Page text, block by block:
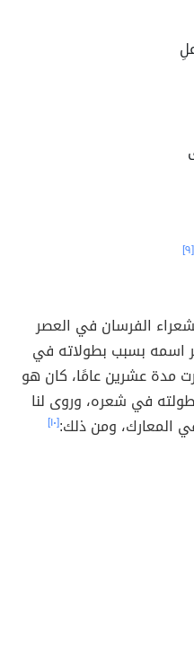
[٩]
الفرسان في العصر
اسمه بسبب بطولاته في
مدة عشرين عامًا، كان هو
في شعره، وروى لنا
المعارك، ومن ذلك:[١٠]